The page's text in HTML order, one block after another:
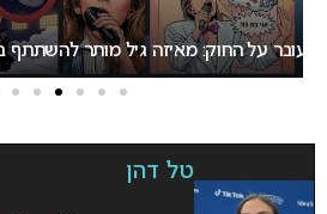
אירוויזיון 2027 בבולגריה:
רתיחה
טל דהן